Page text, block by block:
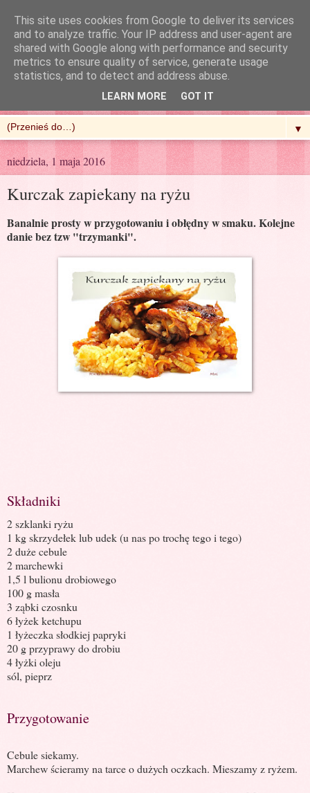
R'n'G Kitchen
▼
niedziela, 1 maja 2016
Kurczak zapiekany na ryżu
Banalnie prosty w przygotowaniu i obłędny w smaku. Kolejne
danie bez tzw "trzymanki".
Składniki
2 szklanki ryżu
1 kg skrzydełek lub udek (u nas po trochę tego i tego)
2 duże cebule
2 marchewki
1,5 l bulionu drobiowego
100 g masła
3 ząbki czosnku
6 łyżek ketchupu
1 łyżeczka słodkiej papryki
20 g przyprawy do drobiu
4 łyżki oleju
sól, pieprz
Przygotowanie
Cebule siekamy.
Marchew ścieramy na tarce o dużych oczkach. Mieszamy z ryżem.
This site uses cookies from Google to deliver its services
and to analyze traffic. Your IP address and user-agent are
shared with Google along with performance and security
metrics to ensure quality of service, generate usage
statistics, and to detect and address abuse.
LEARN MORE GOT IT